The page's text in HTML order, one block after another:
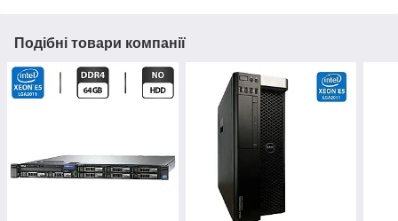
Подібні товари компанії